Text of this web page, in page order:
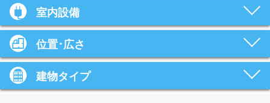
室内設備
位置･広さ
建物タイプ